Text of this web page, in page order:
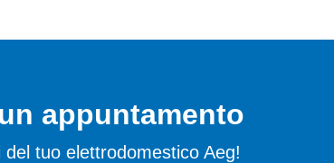
appuntamento
tuo elettrodomestico Aeg!